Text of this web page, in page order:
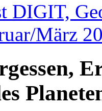
DIGIT,
März